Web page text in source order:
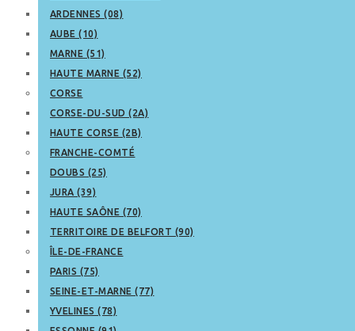
ARDENNES (08)
AUBE (10)
MARNE (51)
HAUTE MARNE (52)
CORSE
CORSE-DU-SUD (2A)
HAUTE CORSE (2B)
FRANCHE-COMTÉ
DOUBS (25)
JURA (39)
HAUTE SAÔNE (70)
TERRITOIRE DE BELFORT (90)
ÎLE-DE-FRANCE
PARIS (75)
SEINE-ET-MARNE (77)
YVELINES (78)